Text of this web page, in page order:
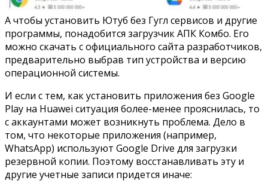
А чтобы установить Ютуб без Гугл сервисов и другие
программы, понадобится загрузчик АПК Комбо. Его
можно скачать с официального сайта разработчиков,
предварительно выбрав тип устройства и версию
операционной системы.
И если с тем, как установить приложения без Google
Play на Huawei ситуация более-менее прояснилась, то
с аккаунтами может возникнуть проблема. Дело в
том, что некоторые приложения (например,
WhatsApp) используют Google Drive для загрузки
резервной копии. Поэтому восстанавливать эту и
другие учетные записи придется иначе: